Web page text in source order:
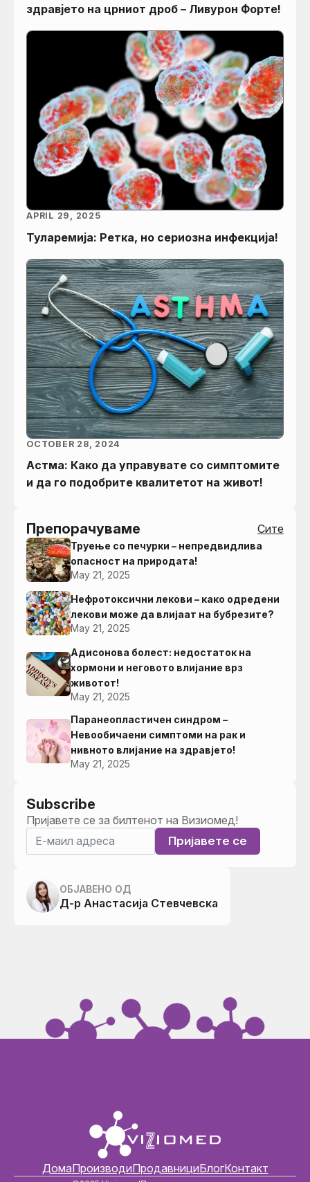
здравјето на црниот дроб – Ливурон Форте!
Туларемија: Ретка, но сериозна инфекција!
APRIL 29, 2025
Астма: Како да управувате со симптомите
и да го подобрите квалитетот на живот!
OCTOBER 28, 2024
Препорачуваме Сите
Труење со печурки – непредвидлива
опасност на природата!
May 21, 2025
Нефротоксични лекови – како одредени
лекови може да влијаат на бубрезите?
May 21, 2025
Адисонова болест: недостаток на
хормони и неговото влијание врз
животот!
May 21, 2025
Паранеопластичен синдром –
Невообичаени симптоми на рак и
нивното влијание на здравјето!
May 21, 2025
Subscribe
Пријавете се за билтенот на Визиомед!
Пријавете се
ОБЈАВЕНО ОД
Д-р Анастасија Стевчевска
ДомаПроизводиПродавнициБлогКонтакт